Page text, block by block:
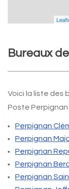
Bureaux
Voici la liste des
Poste
Perpignan
Perpignan
Perpignan
Perpignan
Perpignan